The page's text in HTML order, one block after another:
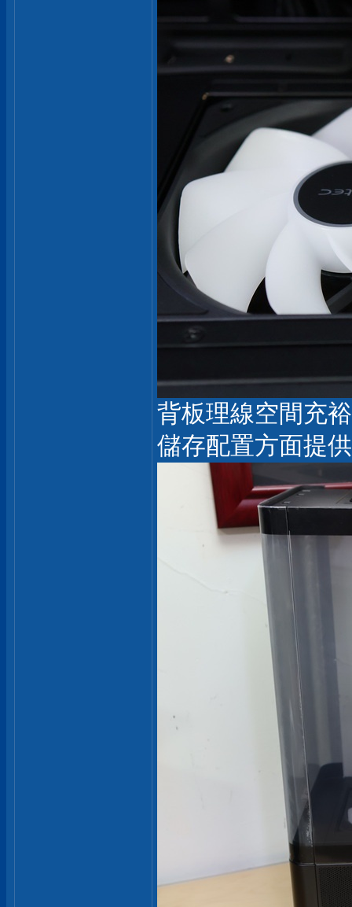
背板理線空間充
儲存配置方面提